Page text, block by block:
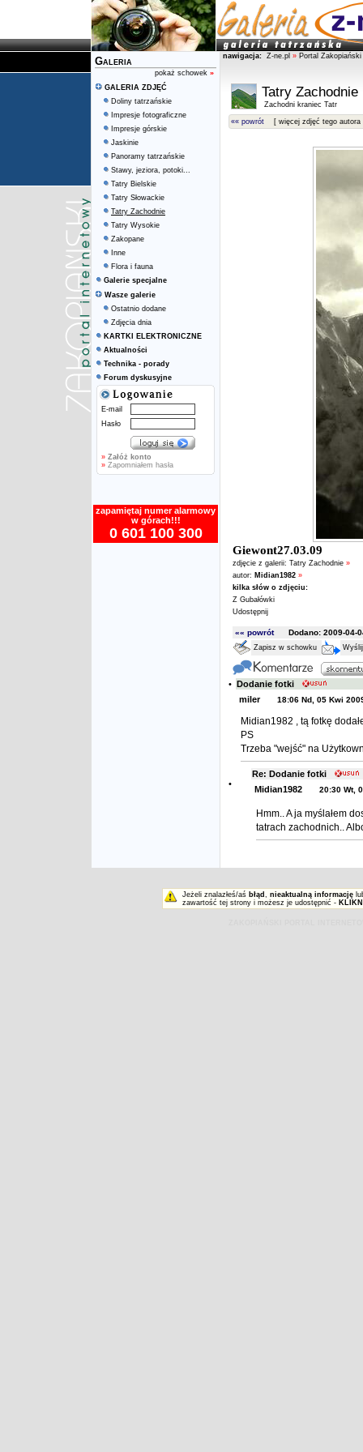
Galeria
pokaż schowek »
GALERIA ZDJĘĆ
Doliny tatrzańskie
Impresje fotograficzne
Impresje górskie
Jaskinie
Panoramy tatrzańskie
Stawy, jeziora, potoki...
Tatry Bielskie
Tatry Słowackie
Tatry Zachodnie
Tatry Wysokie
Zakopane
Inne
Flora i fauna
Galerie specjalne
Wasze galerie
Ostatnio dodane
Zdjęcia dnia
KARTKI ELEKTRONICZNE
Aktualności
Technika - porady
Forum dyskusyjne
E-mail
Hasło
» Załóż konto
» Zapomniałem hasła
zapamiętaj numer alarmowy
w górach!!!
0 601 100 300
nawigacja: Z-ne.pl » Portal Zakopiański
Tatry Zachodnie
Zachodni kraniec Tatr
«« powrót [ więcej zdjęć tego autora
Giewont27.03.09
zdjęcie z galerii: Tatry Zachodnie »
autor: Midian1982 »
kilka słów o zdjęciu:
Z Gubałówki
Udostępnij
«« powrótDodano: 2009-04-
Zapisz w schowku
• Dodanie fotki
miler
18:06 Nd, 05 Kwi
Midian1982 , tą fotkę
PS
Trzeba "wejść" na
•
Re: Dodanie fotki
Midian1982
20:30 Wt,
Hmm.. A ja myślałem
tatrach zachodnich..
Jeżeli znalazłeś/aś błąd , nieaktualną informację
zawartość tej strony i możesz je udostępnić -